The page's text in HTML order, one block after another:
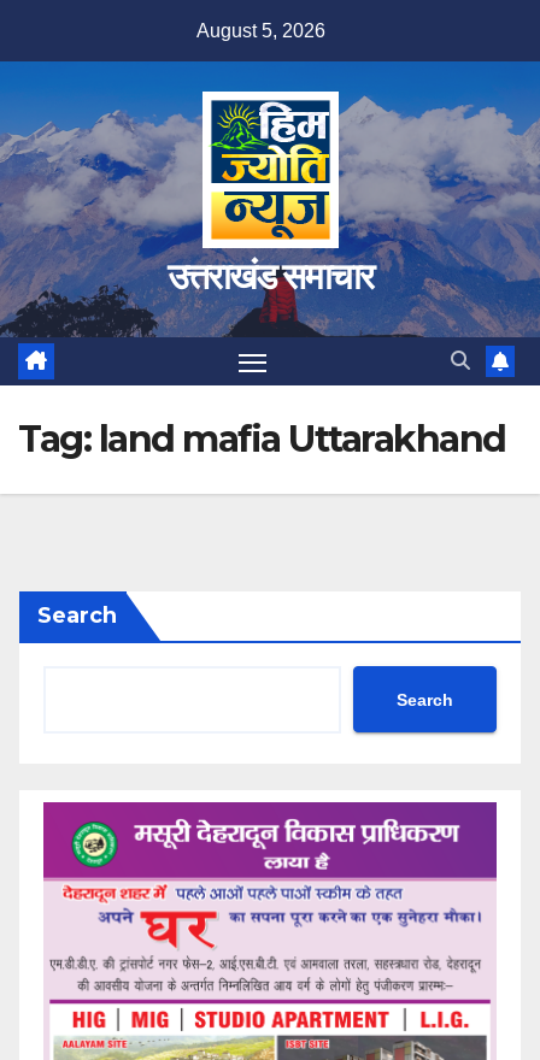
August 5, 2026
उत्तराखंड समाचार
Tag: land mafia Uttarakhand
Search
Search